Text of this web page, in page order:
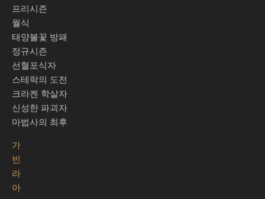
프리시즌
월식
태양불꽃 방패
정규시즌
선혈포식자
스테락의 도전
크라켄 학살자
신성한 파괴자
마법사의 최후
가
빈
라
아